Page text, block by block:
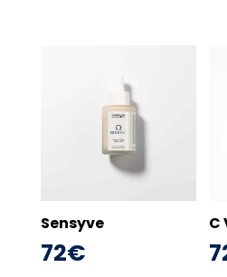
Sensyve
72€
C